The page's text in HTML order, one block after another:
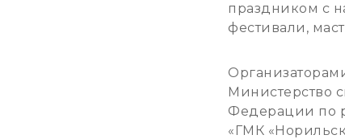
праздником с
фестивали,
Министерство
Федерации по
«ГМК